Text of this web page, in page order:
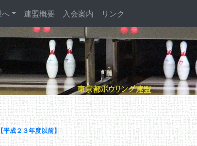
へ 連盟概要 入会案内 リンク
平成２３年度以前】